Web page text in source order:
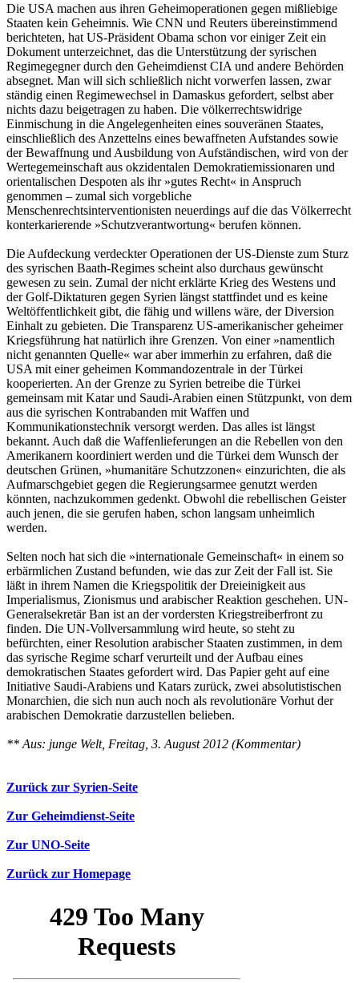
Die USA machen aus ihren Geheimoperationen gegen mißliebige
Staaten kein Geheimnis. Wie CNN und Reuters übereinstimmend
berichteten, hat US-Präsident Obama schon vor einiger Zeit ein
Dokument unterzeichnet, das die Unterstützung der syrischen
Regimegegner durch den Geheimdienst CIA und andere Behörden
absegnet. Man will sich schließlich nicht vorwerfen lassen, zwar
ständig einen Regimewechsel in Damaskus gefordert, selbst aber
nichts dazu beigetragen zu haben. Die völkerrechtswidrige
Einmischung in die Angelegenheiten eines souveränen Staates,
einschließlich des Anzettelns eines bewaffneten Aufstandes sowie
der Bewaffnung und Ausbildung von Aufständischen, wird von der
Wertegemeinschaft aus okzidentalen Demokratiemissionaren und
orientalischen Despoten als ihr »gutes Recht« in Anspruch
genommen – zumal sich vorgebliche
Menschenrechtsinterventionisten neuerdings auf die das Völkerrecht
konterkarierende »Schutzverantwortung« berufen können.
Die Aufdeckung verdeckter Operationen der US-Dienste zum Sturz
des syrischen Baath-Regimes scheint also durchaus gewünscht
gewesen zu sein. Zumal der nicht erklärte Krieg des Westens und
der Golf-Diktaturen gegen Syrien längst stattfindet und es keine
Weltöffentlichkeit gibt, die fähig und willens wäre, der Diversion
Einhalt zu gebieten. Die Transparenz US-amerikanischer geheimer
Kriegsführung hat natürlich ihre Grenzen. Von einer »namentlich
nicht genannten Quelle« war aber immerhin zu erfahren, daß die
USA mit einer geheimen Kommandozentrale in der Türkei
kooperierten. An der Grenze zu Syrien betreibe die Türkei
gemeinsam mit Katar und Saudi-Arabien einen Stützpunkt, von dem
aus die syrischen Kontrabanden mit Waffen und
Kommunikationstechnik versorgt werden. Das alles ist längst
bekannt. Auch daß die Waffenlieferungen an die Rebellen von den
Amerikanern koordiniert werden und die Türkei dem Wunsch der
deutschen Grünen, »humanitäre Schutzzonen« einzurichten, die als
Aufmarschgebiet gegen die Regierungsarmee genutzt werden
könnten, nachzukommen gedenkt. Obwohl die rebellischen Geister
auch jenen, die sie gerufen haben, schon langsam unheimlich
werden.
Selten noch hat sich die »internationale Gemeinschaft« in einem so
erbärmlichen Zustand befunden, wie das zur Zeit der Fall ist. Sie
läßt in ihrem Namen die Kriegspolitik der Dreieinigkeit aus
Imperialismus, Zionismus und arabischer Reaktion geschehen. UN-
Generalsekretär Ban ist an der vordersten Kriegstreiberfront zu
finden. Die UN-Vollversammlung wird heute, so steht zu
befürchten, einer Resolution arabischer Staaten zustimmen, in dem
das syrische Regime scharf verurteilt und der Aufbau eines
demokratischen Staates gefordert wird. Das Papier geht auf eine
Initiative Saudi-Arabiens und Katars zurück, zwei absolutistischen
Monarchien, die sich nun auch noch als revolutionäre Vorhut der
arabischen Demokratie darzustellen belieben.
** Aus: junge Welt, Freitag, 3. August 2012 (Kommentar)
Zurück zur Syrien-Seite
Zur Geheimdienst-Seite
Zur UNO-Seite
Zurück zur Homepage